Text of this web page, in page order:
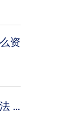
资
...